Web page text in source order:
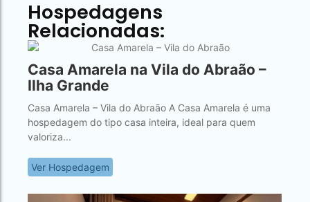
Hospedagens
Relacionadas:
Casa Amarela na Vila do Abraão –
Ilha Grande
Casa Amarela – Vila do Abraão A Casa Amarela é uma
hospedagem do tipo casa inteira, ideal para quem
valoriza...
Ver Hospedagem